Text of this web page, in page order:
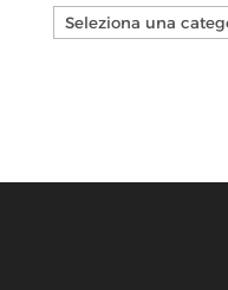
Categorie